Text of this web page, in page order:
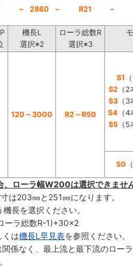
− 2860 − R21 −
機長L
選択※2
ローラ総数R
選択※3
120～3000 R2～R50
S1
S2（2
S3（3
S4 （
S5（5
S0
、ローラ幅W200は選択できませ
は203㎜と251㎜になります。
長を選択ください。
ーラ総数R-1)+30×2
くは機長L早見表を参照ください。
係なく、最上流と最下流のロー